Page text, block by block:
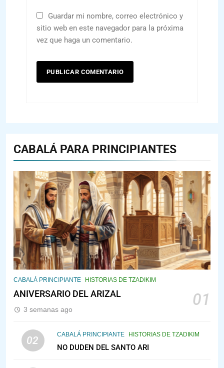
CABALÁ PARA PRINCIPIANTES
CABALÁ PRINCIPIANTE HISTORIAS DE TZADIKIM
ANIVERSARIO DEL ARIZAL 01
3 semanas ago
02 CABALÁ PRINCIPIANTE HISTORIAS DE TZADIKIM
NO DUDEN DEL SANTO ARI
143
¿QUIÉN ES SABIO? EL QUE VE
LO QUE VA A NACER
PENSAMIENTO JUDÍO PIRKEI AVOT
144
CABALÁ Y JASIDUT: EL
CONSEJO DE LOS PADRES
145
TEMPLO Y LA ALEGRÍA EN
Guardar mi nombre, correo electrónico y
sitio web en este navegador para la próxima
vez que haga un comentario.